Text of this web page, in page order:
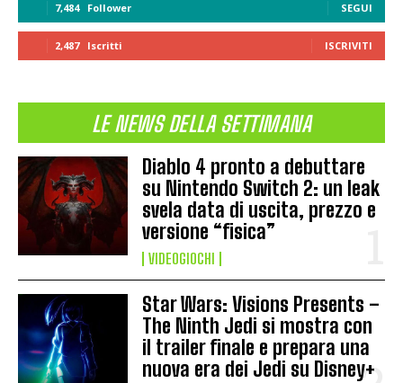
7,484 Follower SEGUI
2,487 Iscritti ISCRIVITI
LE NEWS DELLA SETTIMANA
Diablo 4 pronto a debuttare
su Nintendo Switch 2: un leak
svela data di uscita, prezzo e
versione “fisica”
VIDEOGIOCHI
Star Wars: Visions Presents –
The Ninth Jedi si mostra con
il trailer finale e prepara una
nuova era dei Jedi su Disney+